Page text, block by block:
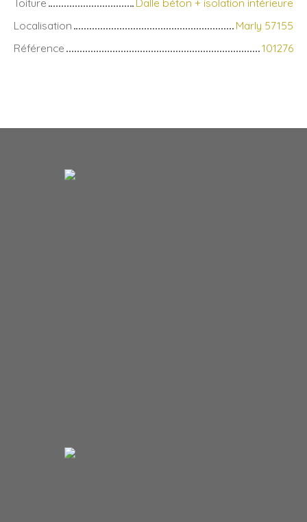
Toiture
Dalle béton + isolation intérieure
Localisation
Marly 57155
Référence
101276